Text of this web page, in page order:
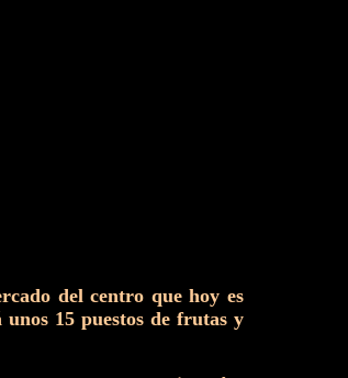
del centro que hoy es
15 puestos de frutas y